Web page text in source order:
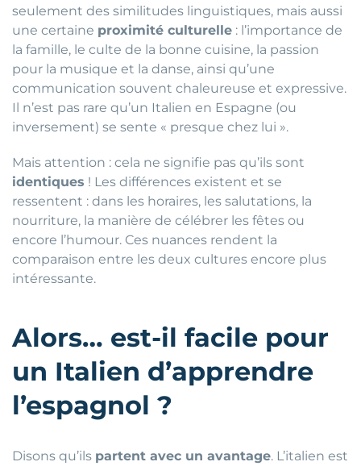
seulement des similitudes linguistiques, mais aussi
une certaine proximité culturelle : l’importance de
la famille, le culte de la bonne cuisine, la passion
pour la musique et la danse, ainsi qu’une
communication souvent chaleureuse et expressive.
Il n’est pas rare qu’un Italien en Espagne (ou
inversement) se sente « presque chez lui ».
Mais attention : cela ne signifie pas qu’ils sont
identiques ! Les différences existent et se
ressentent : dans les horaires, les salutations, la
nourriture, la manière de célébrer les fêtes ou
encore l’humour. Ces nuances rendent la
comparaison entre les deux cultures encore plus
intéressante.
Alors… est-il facile pour
un Italien d’apprendre
l’espagnol ?
Disons qu’ils partent avec un avantage. L’italien est